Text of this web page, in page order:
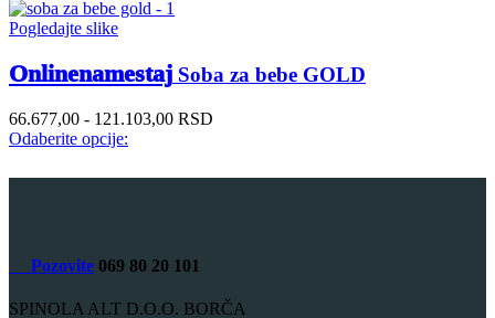
Pogledajte slike
Onlinenamestaj Soba za bebe GOLD
66.677,00 - 121.103,00 RSD
Odaberite opcije:
Pozovite 069 80 20 101
SPINOLA ALT D.O.O. BORČA